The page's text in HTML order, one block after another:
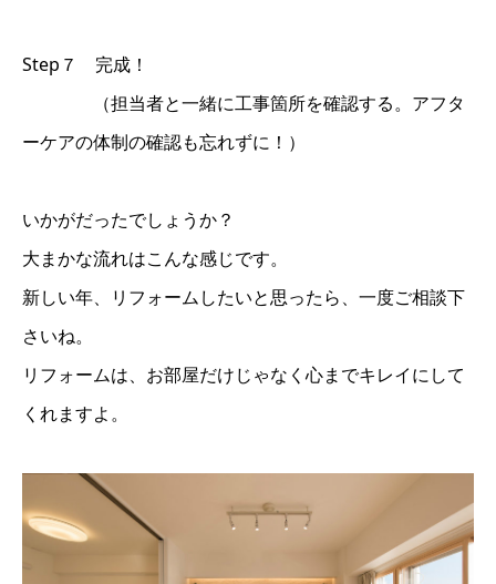
Step７ 完成！
（担当者と一緒に工事箇所を確認する。アフタ
ーケアの体制の確認も忘れずに！）
いかがだったでしょうか？
大まかな流れはこんな感じです。
新しい年、リフォームしたいと思ったら、一度ご相談下
さいね。
リフォームは、お部屋だけじゃなく心までキレイにして
くれますよ。